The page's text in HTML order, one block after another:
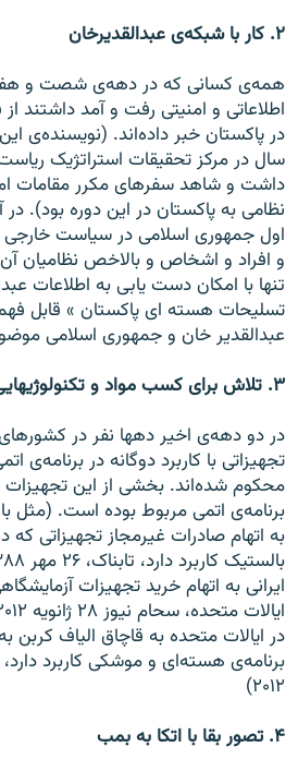
۲. کار با شبکه‌ی عبدالقديرخان
همه‌ی کسانی که در دهه‌ی شصت و
اطلاعاتی و امنيتی رفت و آمد داشتند
در پاکستان خبر داده‌اند. (نويسنده‌ی
سال در مرکز تحقيقات استراتژيک
داشت و شاهد سفر‌های مکرر مقامات
نظامی به پاکستان در اين دوره بود).
اول جمهوری اسلامی در سياست خارجی و
و افراد و اشخاص و بالاخص نظاميان
تنها با امکان دست يابی به اطلاعات
تسلیحات هسته ای پاکستان » قابل
عبدالقدير خان و جمهوری اسلامی
۳. تلاش برای کسب مواد و تکنولوژيهايی با کاربرد دوگانه
در دو دهه‌ی اخير دهها نفر در
تجهيزاتی با کاربرد دوگانه در برنامه‌ی
محکوم شده‌اند. بخشی از اين تجهيزات
برنامه‌ی اتمی مربوط بوده است. (مثل
به اتهام صادرات غيرمجاز تجهيزاتی
ايرانی به اتهام خريد تجهيزات
در ايالات متحده به قاچاق الياف کربن
۲۰۱۲)
۴. تصور بقا با اتکا به بمب